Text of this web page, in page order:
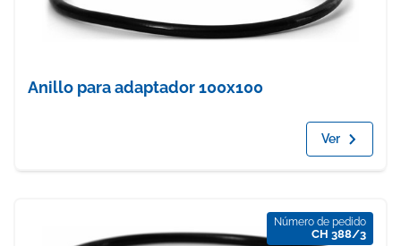
Anillo para adaptador 100x100
Ver
Número de pedido
CH 388/3